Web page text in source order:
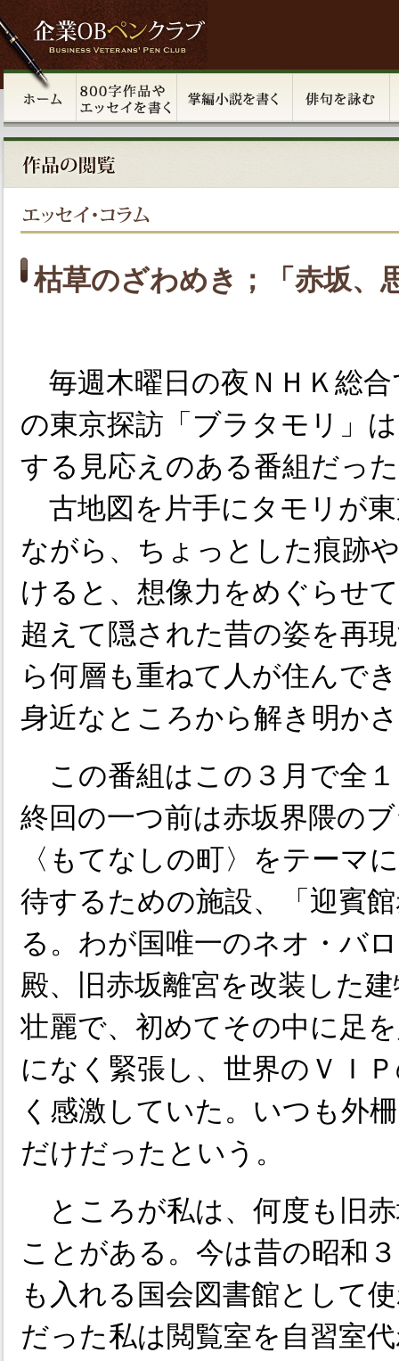
枯草のざわめき；「赤坂、
毎週木曜日の夜ＮＨＫ総
の東京探訪「ブラタモリ」
する見応えのある番組だっ
古地図を片手にタモリが
ながら、ちょっとした痕跡
けると、想像力をめぐらせ
超えて隠された昔の姿を再
ら何層も重ねて人が住んで
身近なところから解き明か
この番組はこの３月で全
終回の一つ前は赤坂界隈の
〈もてなしの町〉をテーマ
待するための施設、「迎賓
る。わが国唯一のネオ・バ
殿、旧赤坂離宮を改装した
壮麗で、初めてその中に足
になく緊張し、世界のＶＩ
く感激していた。いつも外
だけだったという。
ところが私は、何度も旧
ことがある。今は昔の昭和
も入れる国会図書館として
だった私は閲覧室を自習室